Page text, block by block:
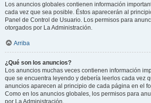
Los anuncios globales contienen información
cada vez que sea posible. Éstos aparecerán al
Panel de Control de Usuario. Los permisos para
otorgados por La Administración.
Arriba
¿Qué son los anuncios?
Los anuncios muchas veces contienen información
que se encuentra leyendo y debería leerlos cada vez
anuncios aparecen al principio de cada página en el
Como en los anuncios globales, los permisos para
por La Administración.